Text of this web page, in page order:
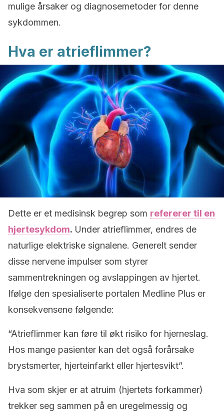
mulige årsaker og diagnosemetoder for denne
sykdommen.
Hva er atrieflimmer?
Dette er et medisinsk begrep som refererer til en
hjertesykdom. Under atrieflimmer, endres de
naturlige elektriske signalene. Generelt sender
disse nervene impulser som styrer
sammentrekningen og avslappingen av hjertet.
Ifølge den spesialiserte portalen Medline Plus er
konsekvensene følgende:
“Atrieflimmer kan føre til økt risiko for hjerneslag.
Hos mange pasienter kan det også forårsake
brystsmerter, hjerteinfarkt eller hjertesvikt”.
Hva som skjer er at atruim (hjertets forkammer)
trekker seg sammen på en uregelmessig og